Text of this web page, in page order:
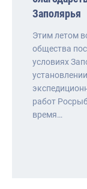
Заполярья
Этим летом
общества
условиях
работ
время…